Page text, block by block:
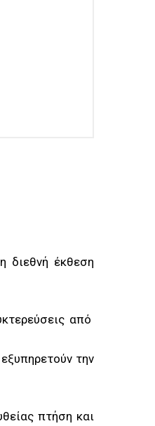
διεθνή έκθεση
από
την
πτήση και